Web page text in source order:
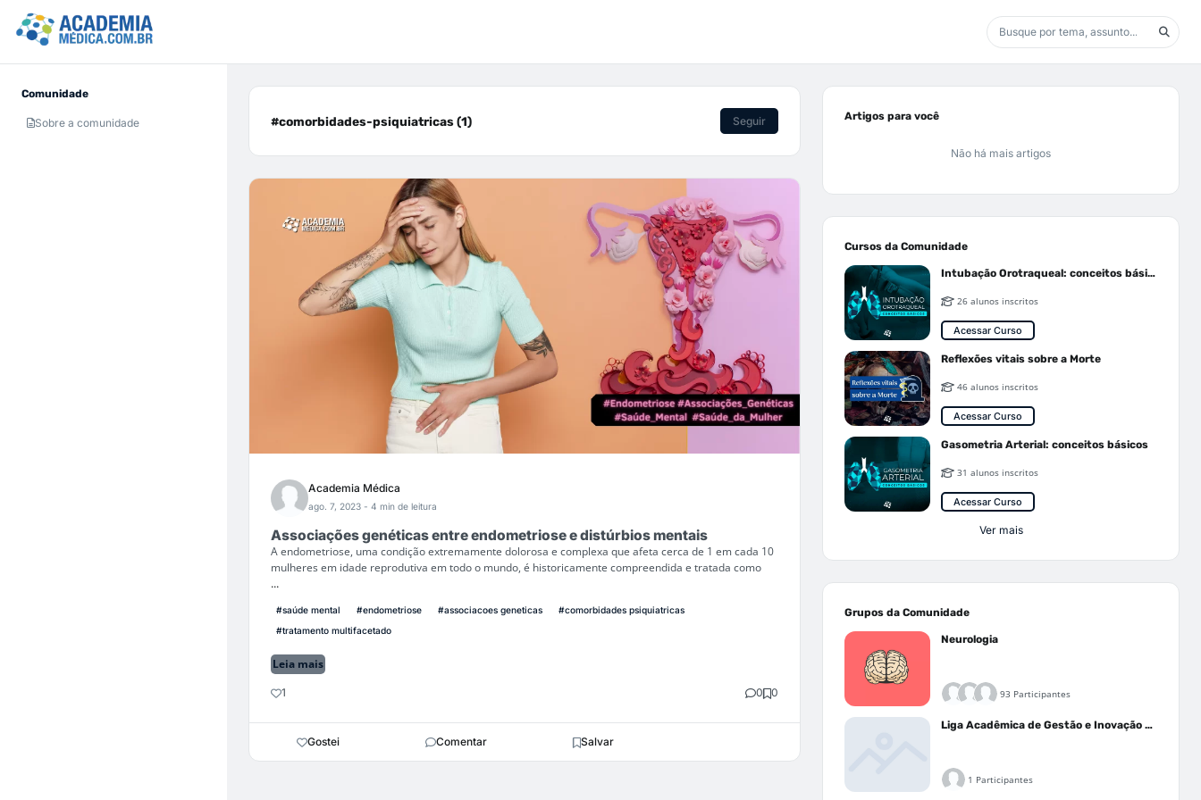
Comunidade
Sobre a comunidade #comorbidades-psiquiatricas (1) Seguir
Academia Médica
ago. 7, 2023 - 4 min de leitura
Associações genéticas entre endometriose e distúrbios mentais
A endometriose, uma condição extremamente dolorosa e complexa que afeta cerca de 1 em cada 10
mulheres em idade reprodutiva em todo o mundo, é historicamente compreendida e tratada como
...
#saúde mental #endometriose #associacoes geneticas
#comorbidades psiquiatricas
#tratamento multifacetado
Leia mais
1 0 0
Gostei Comentar Salvar
Artigos para você
Não há mais artigos
Cursos da Comunidade
Intubação Orotraqueal: conceitos básicos
26 alunos inscritos
Acessar Curso
Reflexões vitais sobre a Morte
46 alunos inscritos
Acessar Curso
Gasometria Arterial: conceitos básicos
31 alunos inscritos
Acessar Curso
Ver mais
Grupos da Comunidade
Neurologia
93 Participantes
Liga Acadêmica de Gestão e Inovação Médica - LAGIM
1 Participantes